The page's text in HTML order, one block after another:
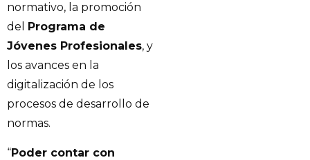
normativo, la promoción
del Programa de
Jóvenes Profesionales, y
los avances en la
digitalización de los
procesos de desarrollo de
normas.
“Poder contar con